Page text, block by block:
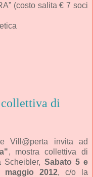
(costo salita € 7 soci
di
Vill@perta invita ad
, mostra collettiva di
Scheibler, Sabato 5 e
maggio 2012, c/o la